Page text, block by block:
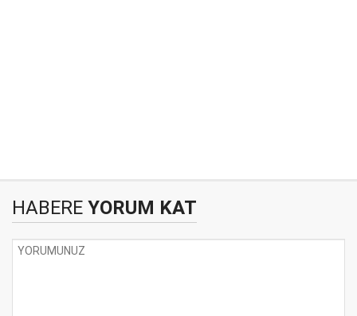
HABERE YORUM KAT